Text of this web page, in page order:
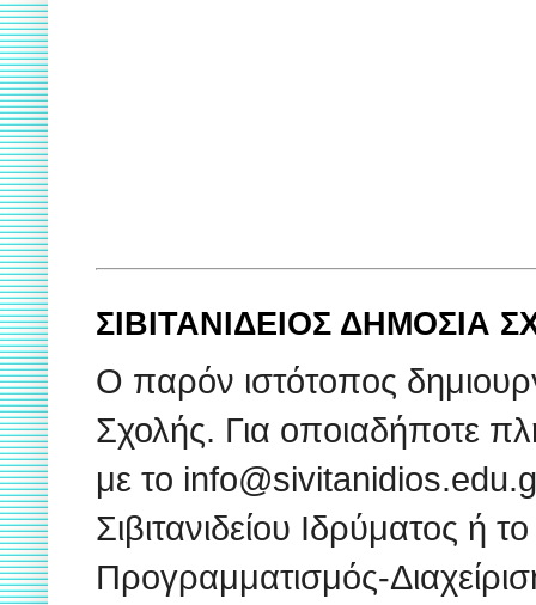
ΣΙΒΙΤΑΝΙΔΕΙΟΣ
Ο παρόν ιστότοπος
Σχολής. Για οποιαδήποτε
με το
Σιβιτανιδείου Ιδρύματος ή
Προγραμματισμός-